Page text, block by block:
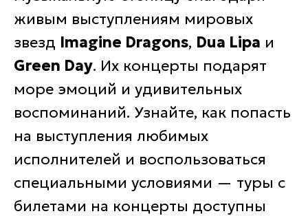
живым выступлениям мировых
звезд Imagine Dragons, Dua Lipa и
Green Day. Их концерты подарят
море эмоций и удивительных
воспоминаний. Узнайте, как попасть
на выступления любимых
исполнителей и воспользоваться
специальными условиями — туры с
билетами на концерты доступны